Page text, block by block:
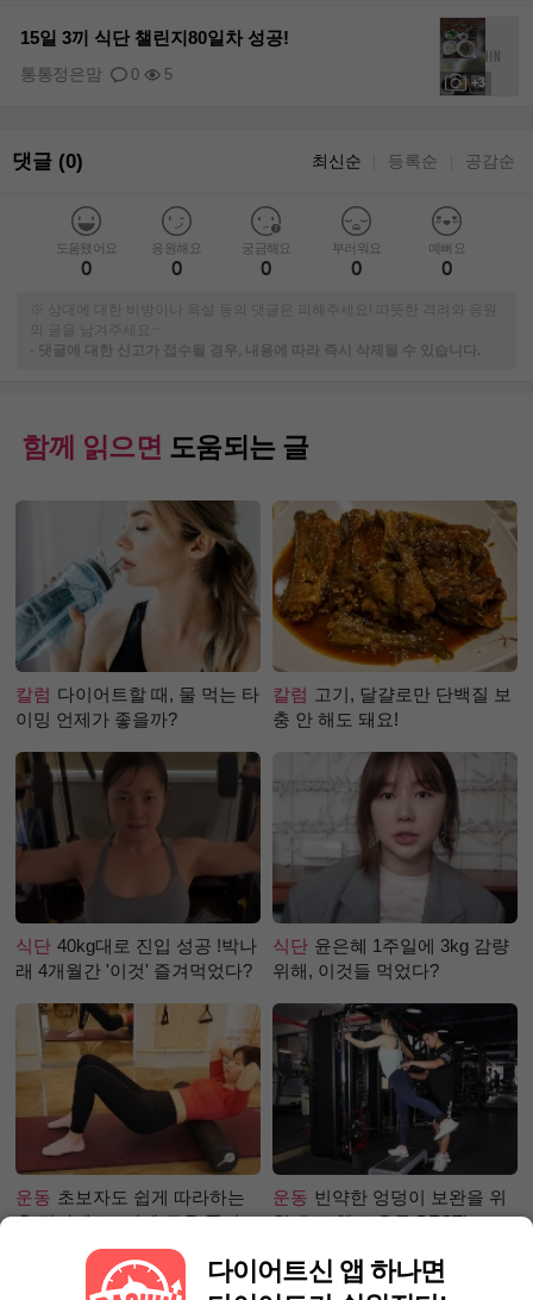
+3
15일 3끼 식단 챌린지80일차 성공!
0 5
통통정은맘
댓글 (0) 최신순 등록순 공감순
도움됐어요
0
응원해요
0
궁금해요
0
부러워요
0
예뻐요
0
※ 상대에 대한 비방이나 욕설 등의 댓글은 피해주세요! 따뜻한 격려와 응원
의 글을 남겨주세요~
-
댓글에 대한 신고가 접수될 경우, 내용에 따라 즉시 삭제될 수 있습니다.
함께 읽으면 도움되는 글
칼럼 다이어트할 때, 물 먹는 타
이밍 언제가 좋을까?
칼럼 고기, 달걀로만 단백질 보
충 안 해도 돼요!
식단 40kg대로 진입 성공 !박나
래 4개월간 '이것' 즐겨먹었다?
식단 윤은혜 1주일에 3kg 감량
위해, 이것들 먹었다?
운동 초보자도 쉽게 따라하는
홈 필라테스 –어깨 근육 풀어주
운동 빈약한 엉덩이 보완을 위
한 초보 헬스 운동 BEST!
다이어트신 앱 하나면